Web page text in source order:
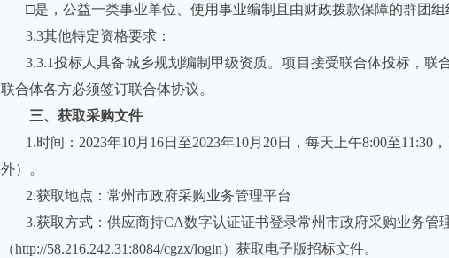
□是，公益一类事业单位、使用事业编制且由财政拨款保障的群团组
3.3其他特定资格要求：
3.3.1投标人具备城乡规划编制甲级资质。项目接受联合体投标，联
联合体各方必须签订联合体协议。
三、获取采购文件
1.时间： 2023年10月 16日至2023年10月 20日，每天上午8:00至11:30
外）。
2.获取地点：常州市政府采购业务管理平台
3.获取方式：供应商持CA数字认证证书登录常州市政府采购业务管
（http://58.216.242.31:8084/cgzx/login）获取电子版招标文件。